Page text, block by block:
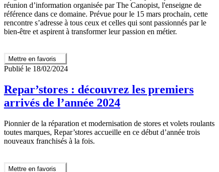
réunion d’information organisée par The Canopist, l'enseigne de
référence dans ce domaine. Prévue pour le 15 mars prochain, cette
rencontre s’adresse à tous ceux et celles qui sont passionnés par le
bien-être et aspirent à transformer leur passion en métier.
Mettre en favoris
Publié le 18/02/2024
Repar’stores : découvrez les premiers
arrivés de l’année 2024
Pionnier de la réparation et modernisation de stores et volets roulants
toutes marques, Repar’stores accueille en ce début d’année trois
nouveaux franchisés à la fois.
Mettre en favoris